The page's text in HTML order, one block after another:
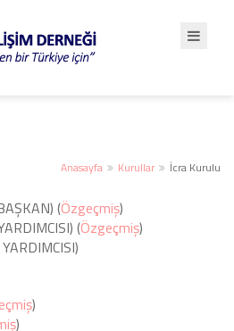
Anasayfa Kurullar İcra Kurulu
(Özgeçmiş)
(Özgeçmiş)
)
)